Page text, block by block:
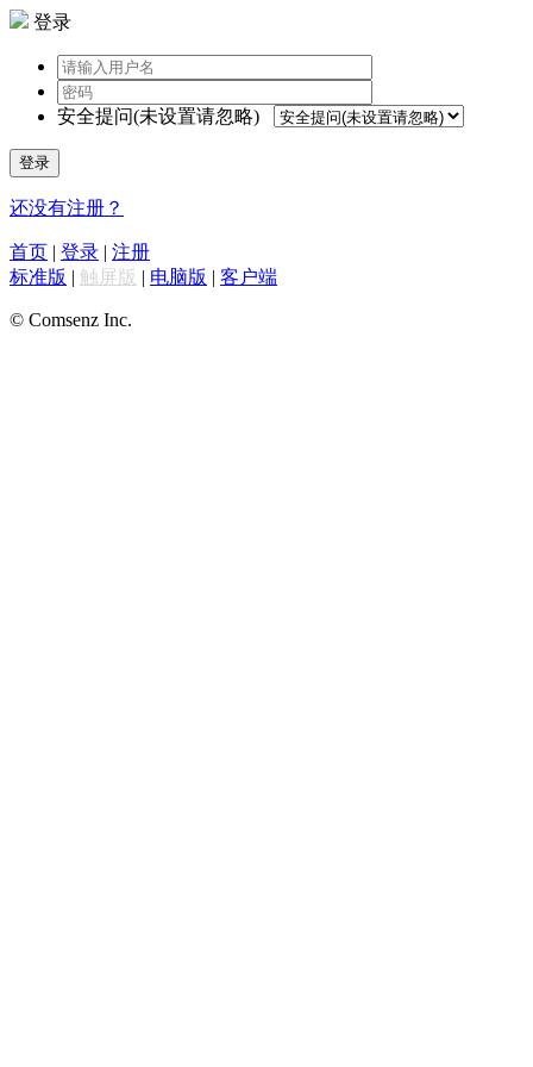
登录
安全提问(未设置请忽略)
登录
还没有注册？
首页 | 登录 | 注册
标准版 | 触屏版 | 电脑版 | 客户端
© Comsenz Inc.